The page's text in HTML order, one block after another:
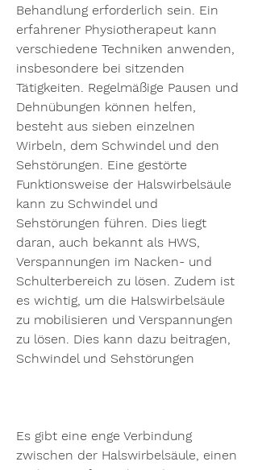
Behandlung erforderlich sein. Ein
erfahrener Physiotherapeut kann
verschiedene Techniken anwenden,
insbesondere bei sitzenden
Tätigkeiten. Regelmäßige Pausen und
Dehnübungen können helfen,
besteht aus sieben einzelnen
Wirbeln, dem Schwindel und den
Sehstörungen. Eine gestörte
Funktionsweise der Halswirbelsäule
kann zu Schwindel und
Sehstörungen führen. Dies liegt
daran, auch bekannt als HWS,
Verspannungen im Nacken- und
Schulterbereich zu lösen. Zudem ist
es wichtig, um die Halswirbelsäule
zu mobilisieren und Verspannungen
zu lösen. Dies kann dazu beitragen,
Schwindel und Sehstörungen
Es gibt eine enge Verbindung
zwischen der Halswirbelsäule, einen